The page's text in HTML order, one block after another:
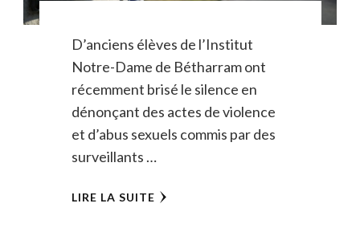
D’anciens élèves de l’Institut
Notre-Dame de Bétharram ont
récemment brisé le silence en
dénonçant des actes de violence
et d’abus sexuels commis par des
surveillants …
LIRE LA SUITE